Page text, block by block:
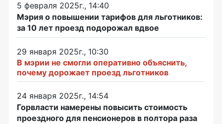
5 февраля 2025г., 14:40
Мэрия о повышении тарифов для льготников:
за 10 лет проезд подорожал вдвое
29 января 2025г., 10:30
В мэрии не смогли оперативно объяснить,
почему дорожает проезд льготников
24 января 2025г., 14:54
Горвласти намерены повысить стоимость
проездного для пенсионеров в полтора раза